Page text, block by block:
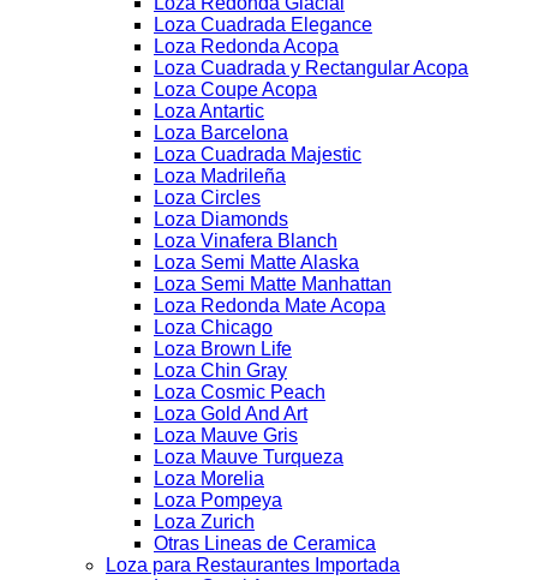
Loza Cuadrada Elegance
Loza Redonda Acopa
Loza Cuadrada y Rectangular Acopa
Loza Coupe Acopa
Loza Antartic
Loza Barcelona
Loza Cuadrada Majestic
Loza Madrileña
Loza Circles
Loza Diamonds
Loza Vinafera Blanch
Loza Semi Matte Alaska
Loza Semi Matte Manhattan
Loza Redonda Mate Acopa
Loza Chicago
Loza Brown Life
Loza Chin Gray
Loza Cosmic Peach
Loza Gold And Art
Loza Mauve Gris
Loza Mauve Turqueza
Loza Morelia
Loza Pompeya
Loza Zurich
Otras Lineas de Ceramica
Loza para Restaurantes Importada